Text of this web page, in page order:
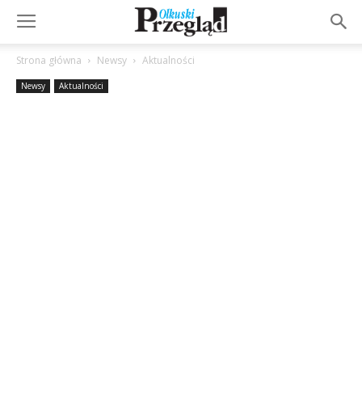
Strona główna Newsy Aktualności
Newsy Aktualności